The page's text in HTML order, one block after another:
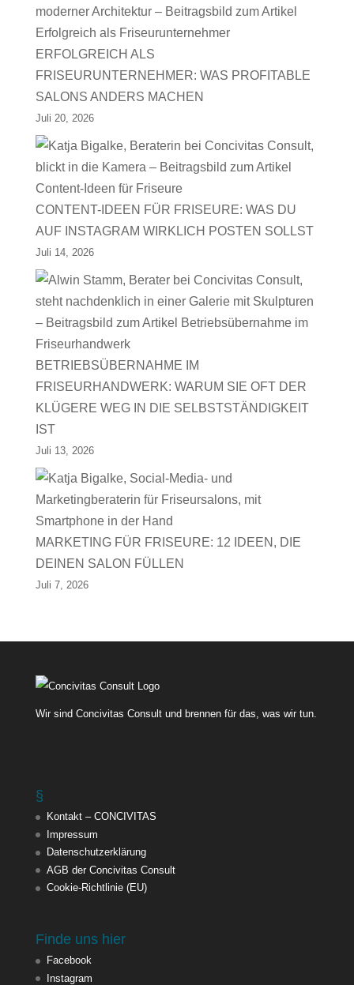
ERFOLGREICH ALS
FRISEURUNTERNEHMER: WAS PROFITABLE
SALONS ANDERS MACHEN
Juli 20, 2026
CONTENT-IDEEN FÜR FRISEURE: WAS DU
AUF INSTAGRAM WIRKLICH POSTEN SOLLST
Juli 14, 2026
BETRIEBSÜBERNAHME IM
FRISEURHANDWERK: WARUM SIE OFT DER
KLÜGERE WEG IN DIE SELBSTSTÄNDIGKEIT
IST
Juli 13, 2026
MARKETING FÜR FRISEURE: 12 IDEEN, DIE
DEINEN SALON FÜLLEN
Juli 7, 2026
Wir sind Concivitas Consult und brennen für das, was wir tun.
§
Kontakt – CONCIVITAS
Impressum
Datenschutzerklärung
AGB der Concivitas Consult
Cookie-Richtlinie (EU)
Finde uns hier
Facebook
Instagram